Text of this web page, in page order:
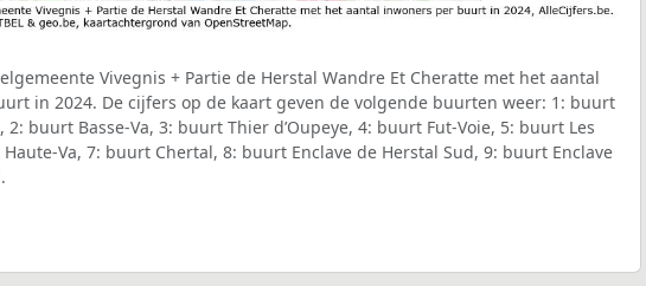
Vivegnis + Partie de Herstal Wandre Et Cheratte met het aantal
in 2024. De cijfers op de kaart geven de volgende buurten weer: 1: buurt
2: buurt Basse-Va, 3: buurt Thier d’Oupeye, 4: buurt Fut-Voie, 5: buurt Les
Va, 7: buurt Chertal, 8: buurt Enclave de Herstal Sud, 9: buurt Enclave